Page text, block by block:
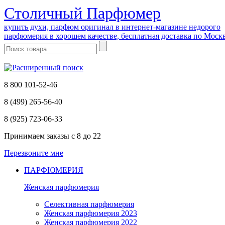
Cтоличный Парфюмер
купить духи, парфюм оригинал в интернет-магазине недорого
парфюмерия в хорошем качестве, бесплатная доставка по
8 800 101-52-46
8 (499) 265-56-40
8 (925) 723-06-33
Принимаем заказы с 8 до 22
Перезвоните мне
ПАРФЮМЕРИЯ
Женская парфюмерия
Селективная парфюмерия
Женская парфюмерия 2023
Женская парфюмерия 2022